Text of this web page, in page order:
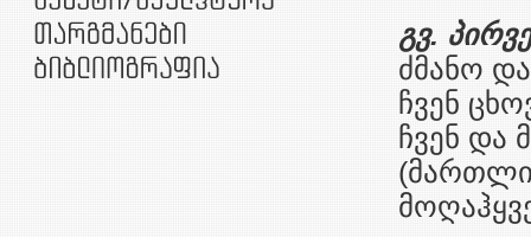
გვ.
ძმანო
ჩვენ
ჩვენ და